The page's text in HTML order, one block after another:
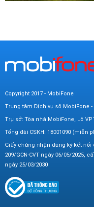
Copyright 2017 - MobiFone
Trung tâm Dịch vụ số MobiFone
Trụ sở: Tòa nhà MobiFone, Lô
Tổng đài CSKH: 18001090 (miễn
Giấy chứng nhận đăng ký kết nối
209/GCN-CVT ngày 06/05/2025,
ngày 25/03/2030